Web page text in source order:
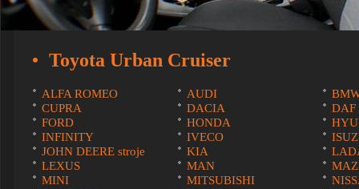
Toyota Urban Cruiser
ALFA ROMEO AUDI
CUPRA
DACIA
DAF
FORD
HONDA
INFINITY
IVECO
JOHN DEERE stroje
KIA
LEXUS
MAN
MINI
MITSUBISHI